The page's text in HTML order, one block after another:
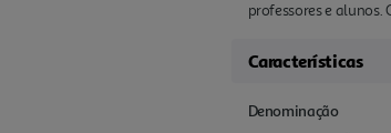
professores e alunos.
Características
Denominação